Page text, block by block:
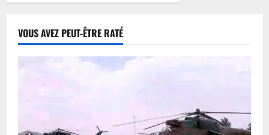
VOUS AVEZ PEUT-ÊTRE RATÉ